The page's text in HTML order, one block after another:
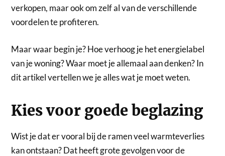
verkopen, maar ook om zelf al van de verschillende
voordelen te profiteren.
Maar waar begin je? Hoe verhoog je het energielabel
van je woning? Waar moet je allemaal aan denken? In
dit artikel vertellen we je alles wat je moet weten.
Kies voor goede beglazing
Wist je dat er vooral bij de ramen veel warmteverlies
kan ontstaan? Dat heeft grote gevolgen voor de